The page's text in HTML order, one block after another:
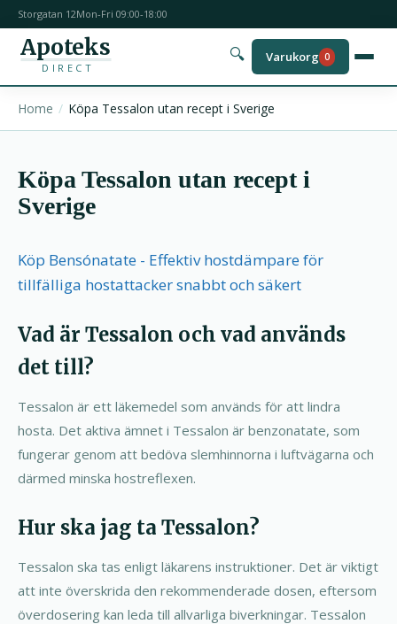
Storgatan 12Mon-Fri 09:00-18:00
Apoteks
DIRECT
🔍 Varukorg 0
Home Köpa Tessalon utan recept i Sverige
Köpa Tessalon utan recept i
Sverige
Köp Bensónatate - Effektiv hostdämpare för
tillfälliga hostattacker snabbt och säkert
Vad är Tessalon och vad används
det till?
Tessalon är ett läkemedel som används för att lindra
hosta. Det aktiva ämnet i Tessalon är benzonatate, som
fungerar genom att bedöva slemhinnorna i luftvägarna och
därmed minska hostreflexen.
Hur ska jag ta Tessalon?
Tessalon ska tas enligt läkarens instruktioner. Det är viktigt
att inte överskrida den rekommenderade dosen, eftersom
överdosering kan leda till allvarliga biverkningar. Tessalon